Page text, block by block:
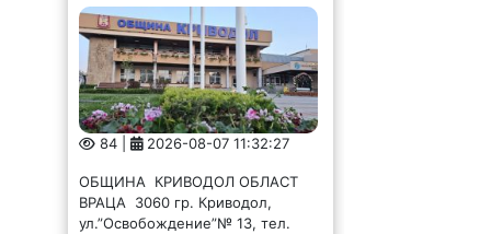
84 | 2026-08-07 11:32:27
ОБЩИНА КРИВОДОЛ ОБЛАСТ
ВРАЦА 3060 гр. Криводол,
ул.”Освобождение”№ 13, тел.